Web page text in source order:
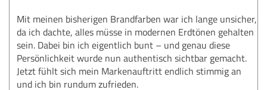
Mit meinen bisherigen Brandfarben war ich lange unsicher,
da ich dachte, alles müsse in modernen Erdtönen gehalten
sein. Dabei bin ich eigentlich bunt – und genau diese
Persönlichkeit wurde nun authentisch sichtbar gemacht.
Jetzt fühlt sich mein Markenauftritt endlich stimmig an
und ich bin rundum zufrieden.